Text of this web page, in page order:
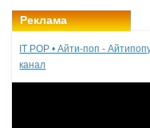
Реклама
IT POP • Айти-поп -
канал